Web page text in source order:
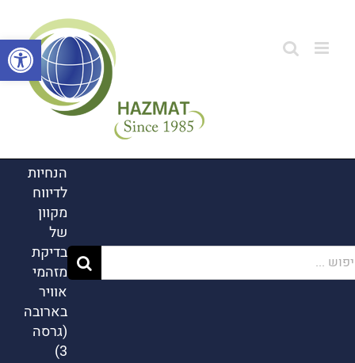
פתח
הנחיות
לדיווח
מקוון
של
בדיקת
מזהמי
אוויר
בארובה
(גרסה
3)